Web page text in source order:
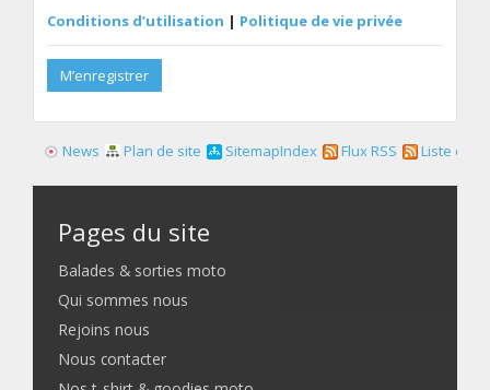
Conditions d’utilisation | Politique de vie privée
M’enregistrer
News Plan de site SitemapIndex Flux RSS Liste des
Pages du site
Balades & sorties moto
Qui sommes nous
Rejoins nous
Nous contacter